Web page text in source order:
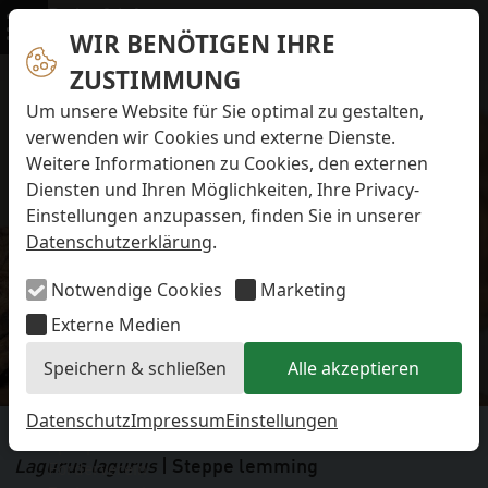
WIR BENÖTIGEN IHRE
ZUSTIMMUNG
Um unsere Website für Sie optimal zu gestalten,
verwenden wir Cookies und externe Dienste.
Weitere Informationen zu Cookies, den externen
Diensten und Ihren Möglichkeiten, Ihre Privacy-
Einstellungen anzupassen, finden Sie in unserer
Datenschutzerklärung.
Notwendige Cookies
Marketing
Externe Medien
Speichern & schließen
Alle akzeptieren
DatenschutzImpressumEinstellungen
Menü
Navigation überspringen
Preise & Infos
Öffnungs- und Fütterungszeiten
Eintrittspreise
Aktuelles
Alle Meldungen
Eisbären-Nachwuchs Anna & Elsa
Eisbären-Nachwuchs Lale & Lili
FAQ zum Tod des Schimpansen-Jungtiers
Newsletter
Bildungsletter
Barrierefreier Zoo
Hausordnung
Arbeiten im Zoo
Ausbildung zur Zootierpflegerin/zum Zootierpfleger
Freiwilliges ökologisches Jahr (FÖJ)
Mitarbeiter:in (w/m/d) auf Minijob-Basis
Patenschaften
Förderverein
STEPPENLEMMING
Lagurus lagurus
Grauer Steppenlemming
Lagurus lagurus | Steppe lemming